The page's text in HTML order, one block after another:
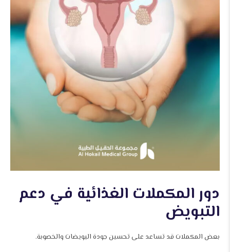
دور المكملات الغذائية في دعم
التبويض
بعض المكملات قد تساعد على تحسين جودة البويضات والخصوبة.